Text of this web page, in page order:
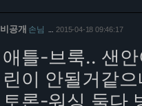
비공개 손님 2015-04-18 09:46:17
애틀-브룩.. 샌
린이 안될거같
토론-워싱 둘다